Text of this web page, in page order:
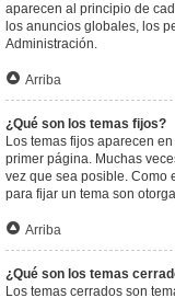
aparecen al principio de
los anuncios globales, los
Administración.
Arriba
¿Qué son los temas fijos?
Los temas fijos aparecen
primer página. Muchas
vez que sea posible. Como
para fijar un tema son
Arriba
¿Qué son los temas
Los temas cerrados son